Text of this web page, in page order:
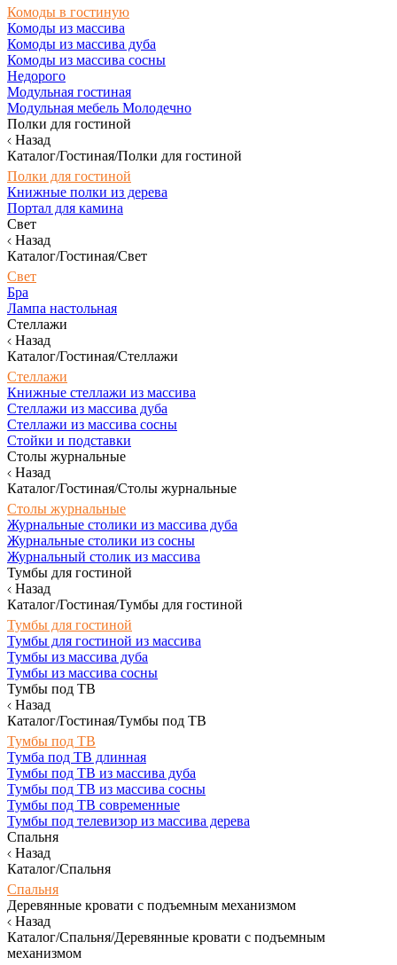
Комоды в гостиную
Комоды из массива
Комоды из массива дуба
Комоды из массива сосны
Недорого
Модульная гостиная
Модульная мебель Молодечно
Полки для гостиной
Назад
Каталог/Гостиная/Полки для гостиной
Полки для гостиной
Книжные полки из дерева
Портал для камина
Свет
Назад
Каталог/Гостиная/Свет
Свет
Бра
Лампа настольная
Стеллажи
Назад
Каталог/Гостиная/Стеллажи
Стеллажи
Книжные стеллажи из массива
Стеллажи из массива дуба
Стеллажи из массива сосны
Стойки и подставки
Столы журнальные
Назад
Каталог/Гостиная/Столы журнальные
Столы журнальные
Журнальные столики из массива дуба
Журнальные столики из сосны
Журнальный столик из массива
Тумбы для гостиной
Назад
Каталог/Гостиная/Тумбы для гостиной
Тумбы для гостиной
Тумбы для гостиной из массива
Тумбы из массива дуба
Тумбы из массива сосны
Тумбы под ТВ
Назад
Каталог/Гостиная/Тумбы под ТВ
Тумбы под ТВ
Тумба под ТВ длинная
Тумбы под ТВ из массива дуба
Тумбы под ТВ из массива сосны
Тумбы под ТВ современные
Тумбы под телевизор из массива дерева
Спальня
Назад
Каталог/Спальня
Спальня
Деревянные кровати с подъемным механизмом
Назад
Каталог/Спальня/Деревянные кровати с подъемным
механизмом